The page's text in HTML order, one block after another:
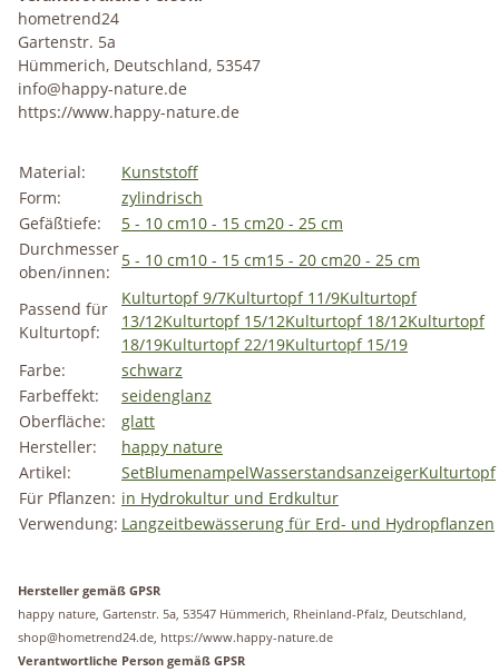
hometrend24
Gartenstr. 5a
Hümmerich, Deutschland, 53547
info@happy-nature.de
https://www.happy-nature.de
Material:
Kunststoff
Form:
zylindrisch
Gefäßtiefe:
5 - 10 cm10 - 15 cm20 - 25 cm
Durchmesser
oben/innen:
5 - 10 cm10 - 15 cm15 - 20 cm20 - 25 cm
Passend für
Kulturtopf:
Kulturtopf 9/7Kulturtopf 11/9Kulturtopf
13/12Kulturtopf 15/12Kulturtopf 18/12Kulturtopf
18/19Kulturtopf 22/19Kulturtopf 15/19
Farbe:
schwarz
Farbeffekt:
seidenglanz
Oberfläche:
glatt
Hersteller:
happy nature
Artikel:
SetBlumenampelWasserstandsanzeigerKulturtopf
Für Pflanzen: in Hydrokultur und Erdkultur
Verwendung: Langzeitbewässerung für Erd- und Hydropflanzen
Hersteller gemäß GPSR
happy nature, Gartenstr. 5a, 53547 Hümmerich, Rheinland-Pfalz, Deutschland,
shop@hometrend24.de, https://www.happy-nature.de
Verantwortliche Person gemäß GPSR